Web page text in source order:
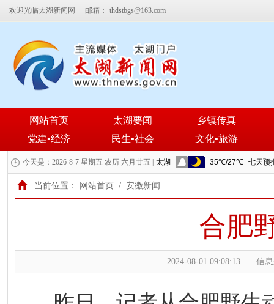
欢迎光临太湖新闻网 邮箱： thdstbgs@163.com
网站首页 太湖要闻
乡镇传真
党建▪经济
民生▪社会 文化▪旅游
今天是：2026-8-7 星期五 农历 六月廿五 |
当前位置： 网站首页 / 安徽新闻
合肥
2024-08-01 09:08:13 信